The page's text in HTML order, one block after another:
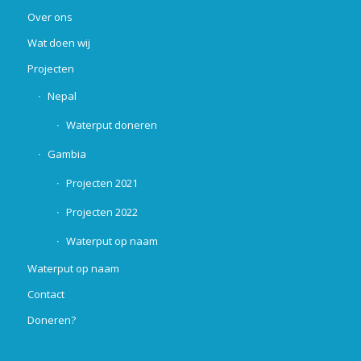
Over ons
Wat doen wij
Projecten
Nepal
Waterput doneren
Gambia
Projecten 2021
Projecten 2022
Waterput op naam
Waterput op naam
Contact
Doneren?